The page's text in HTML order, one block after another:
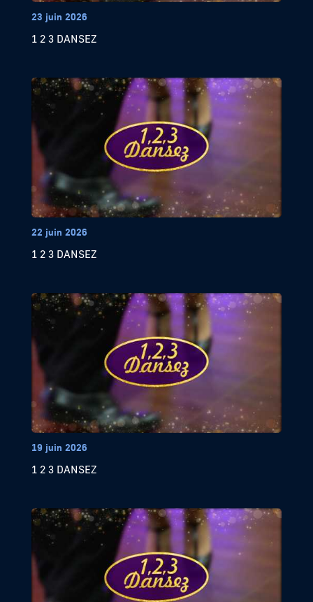
23 juin 2026
1 2 3 DANSEZ
22 juin 2026
1 2 3 DANSEZ
19 juin 2026
1 2 3 DANSEZ